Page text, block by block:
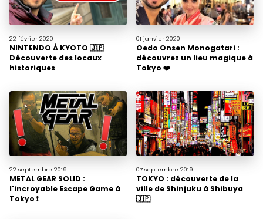
22 février 2020
NINTENDO À KYOTO 🇯🇵
Découverte des locaux
historiques
01 janvier 2020
Oedo Onsen Monogatari :
découvrez un lieu magique à
Tokyo ❤️
22 septembre 2019
METAL GEAR SOLID :
l'incroyable Escape Game à
Tokyo ❗️
07 septembre 2019
TOKYO : découverte de la
ville de Shinjuku à Shibuya
🇯🇵